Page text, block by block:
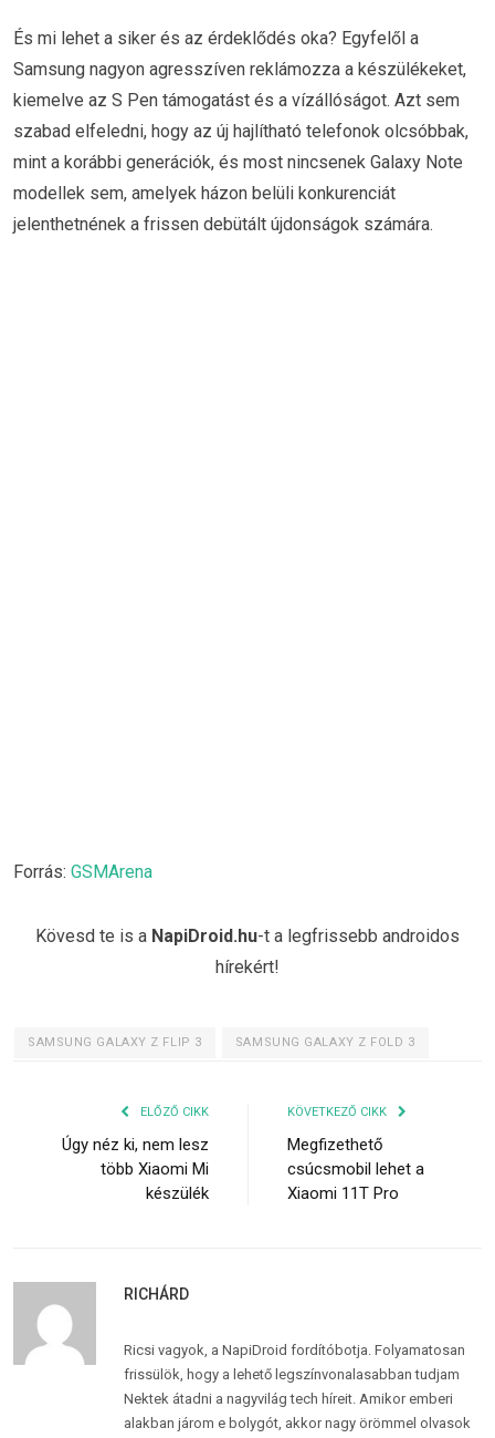
És mi lehet a siker és az érdeklődés oka? Egyfelől a
Samsung nagyon agresszíven reklámozza a készülékeket,
kiemelve az S Pen támogatást és a vízállóságot. Azt sem
szabad elfeledni, hogy az új hajlítható telefonok olcsóbbak,
mint a korábbi generációk, és most nincsenek Galaxy Note
modellek sem, amelyek házon belüli konkurenciát
jelenthetnének a frissen debütált újdonságok számára.
Forrás: GSMArena
Kövesd te is a NapiDroid.hu-t a legfrissebb androidos
hírekért!
SAMSUNG GALAXY Z FLIP 3 SAMSUNG GALAXY Z FOLD 3
ELŐZŐ CIKK
Úgy néz ki, nem lesz
több Xiaomi Mi
készülék
KÖVETKEZŐ CIKK
Megfizethető
csúcsmobil lehet a
Xiaomi 11T Pro
RICHÁRD
Ricsi vagyok, a NapiDroid fordítóbotja. Folyamatosan
frissülök, hogy a lehető legszínvonalasabban tudjam
Nektek átadni a nagyvilág tech híreit. Amikor emberi
alakban járom e bolygót, akkor nagy örömmel olvasok